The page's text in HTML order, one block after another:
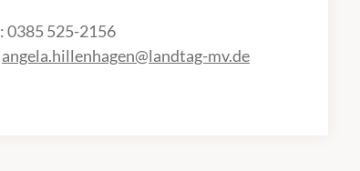
0385 525-2156
angela.hillenhagen@landtag-mv.de